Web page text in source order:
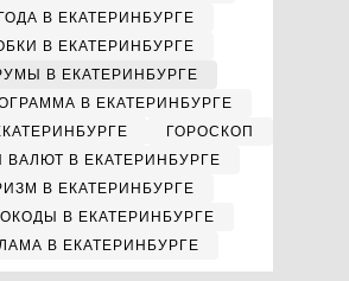
В ЕКАТЕРИНБУРГЕ
В ЕКАТЕРИНБУРГЕ
В ЕКАТЕРИНБУРГЕ
В ЕКАТЕРИНБУРГЕ
ГОРОСКОП
ВАЛЮТ В ЕКАТЕРИНБУРГЕ
В ЕКАТЕРИНБУРГЕ
В ЕКАТЕРИНБУРГЕ
В ЕКАТЕРИНБУРГЕ